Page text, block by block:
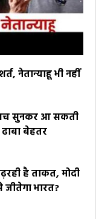
नेतान्याहू भी नहीं
सच सुनकर आ सकती
बेहतर
है ताकत, मोदी
भारत?